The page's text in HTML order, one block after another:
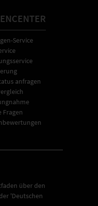
Service
anfragen
Fragen
über den
'Deutschen